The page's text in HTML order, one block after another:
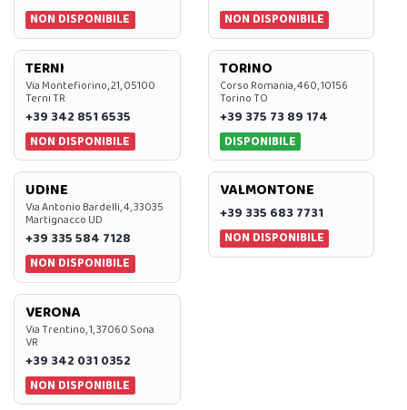
NON DISPONIBILE
NON DISPONIBILE
TERNI
Via Montefiorino, 21, 05100
Terni TR
+39 342 851 6535
NON DISPONIBILE
TORINO
Corso Romania, 460, 10156
Torino TO
+39 375 73 89 174
DISPONIBILE
UDINE
Via Antonio Bardelli, 4, 33035
Martignacco UD
+39 335 584 7128
NON DISPONIBILE
VALMONTONE
+39 335 683 7731
NON DISPONIBILE
VERONA
Via Trentino, 1, 37060 Sona
VR
+39 342 031 0352
NON DISPONIBILE